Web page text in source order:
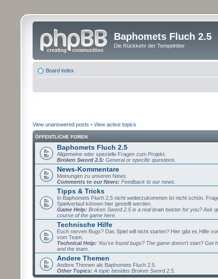
Baphomets Fluch 2.5
Die Rückkehr der Tempelritter
Board index
View unanswered posts • View active topics
ÖFFENTLICHE FOREN
Baphomets Fluch 2.5
Allgemeine oder spezielle Fragen zum Projekt.
Broken Sword 2.5: General or specific questions.
News-Kommentare
Meinungen zu unseren News.
Comments to our News: Feedback to our news.
Tipps & Tricks
In Baphomets Fluch 2.5 nicht weiterzukommen ist nicht schön.
Spielverlauf können hier gestellt werden.
Game Help: Broken Sword 2.5 is a real brain twister for you? Ask
course of the game here.
Technische Hilfe
Euch nerven Bugs? Das Spiel will nicht starten? Hier gibt es Hilfe
vom Team.
Technical Help: You've found bugs? The game doesn't start? Get
and the team.
Andere Themen
Andere Themen als Baphomets Fluch 2.5.
Other Topics: A topic besides Broken Sword 2.5.